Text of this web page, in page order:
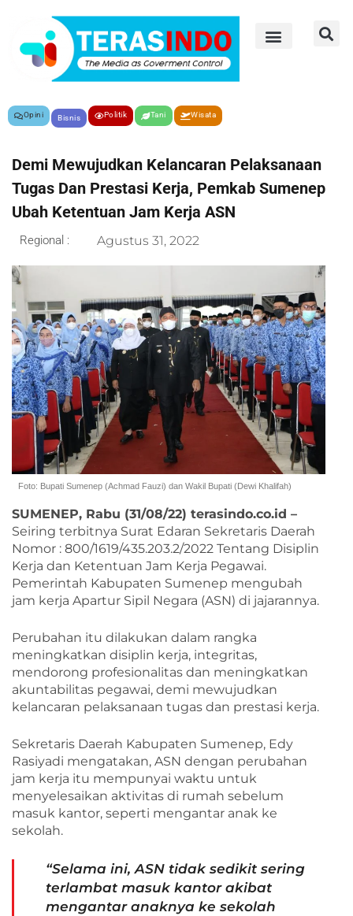
Opini Bisnis Politik Tani Wisata
Demi Mewujudkan Kelancaran Pelaksanaan
Tugas Dan Prestasi Kerja, Pemkab Sumenep
Ubah Ketentuan Jam Kerja ASN
Regional : Agustus 31, 2022
Foto: Bupati Sumenep (Achmad Fauzi) dan Wakil Bupati (Dewi Khalifah)
SUMENEP, Rabu (31/08/22) terasindo.co.id –
Seiring terbitnya Surat Edaran Sekretaris Daerah
Nomor : 800/1619/435.203.2/2022 Tentang Disiplin
Kerja dan Ketentuan Jam Kerja Pegawai.
Pemerintah Kabupaten Sumenep mengubah
jam kerja Apartur Sipil Negara (ASN) di jajarannya.
Perubahan itu dilakukan dalam rangka
meningkatkan disiplin kerja, integritas,
mendorong profesionalitas dan meningkatkan
akuntabilitas pegawai, demi mewujudkan
kelancaran pelaksanaan tugas dan prestasi kerja.
Sekretaris Daerah Kabupaten Sumenep, Edy
Rasiyadi mengatakan, ASN dengan perubahan
jam kerja itu mempunyai waktu untuk
menyelesaikan aktivitas di rumah sebelum
masuk kantor, seperti mengantar anak ke
sekolah.
“Selama ini, ASN tidak sedikit sering
terlambat masuk kantor akibat
mengantar anaknya ke sekolah